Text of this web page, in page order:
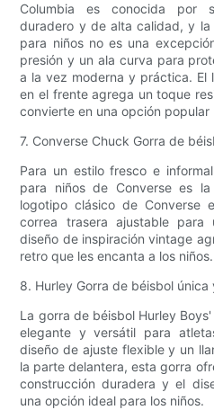
Columbia es conocida por
duradero y de alta calidad, y
para niños no es una
presión y un ala curva para
a la vez moderna y práctica. El
en el frente agrega un toque
convierte en una opción popular
7. Converse Chuck Gorra de
Para un estilo fresco e
para niños de Converse es
logotipo clásico de Converse
correa trasera ajustable para
diseño de inspiración vintage
retro que les encanta a los niños.
8. Hurley Gorra de béisbol única
La gorra de béisbol Hurley
elegante y versátil para
diseño de ajuste flexible y un
la parte delantera, esta gorra
construcción duradera y el
una opción ideal para los niños.